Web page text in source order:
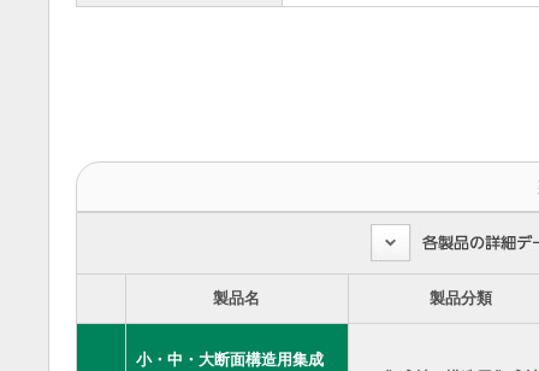
製品名 製品分類
小・中・大断面構造用集成